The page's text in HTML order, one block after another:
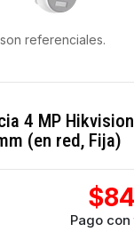
referenciales.
4 MP
(en red, Fija)
Pago